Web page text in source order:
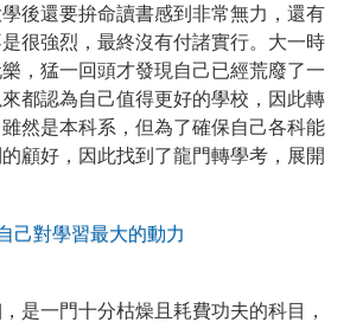
後還要拚命讀書感到非常無力，還有
很強烈，最終沒有付諸實行。大一時
，猛一回頭才發現自己已經荒廢了一
都認為自己值得更好的學校，因此轉
然是本科系，但為了確保自己各科能
顧好，因此找到了龍門轉學考，展開
己對學習最大的動力
是一門十分枯燥且耗費功夫的科目，